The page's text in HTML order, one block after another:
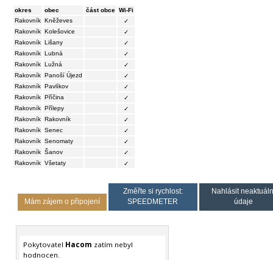
okres obec část obce Wi-Fi
Rakovník Kněževes
✓
Rakovník Kolešovice
✓
Rakovník Lišany
✓
Rakovník Lubná
✓
Rakovník Lužná
✓
Rakovník Panoší Újezd
✓
Rakovník Pavlíkov
✓
Rakovník Příčina
✓
Rakovník Přílepy
✓
Rakovník Rakovník
✓
Rakovník Senec
✓
Rakovník Senomaty
✓
Rakovník Šanov
✓
Rakovník Všetaty ✓
Mám zájem o připojení
Změřte si rychlost:
SPEEDMETER
Nahlásit
údaje
Pokytovatel Hacom zatím nebyl
hodnocen.